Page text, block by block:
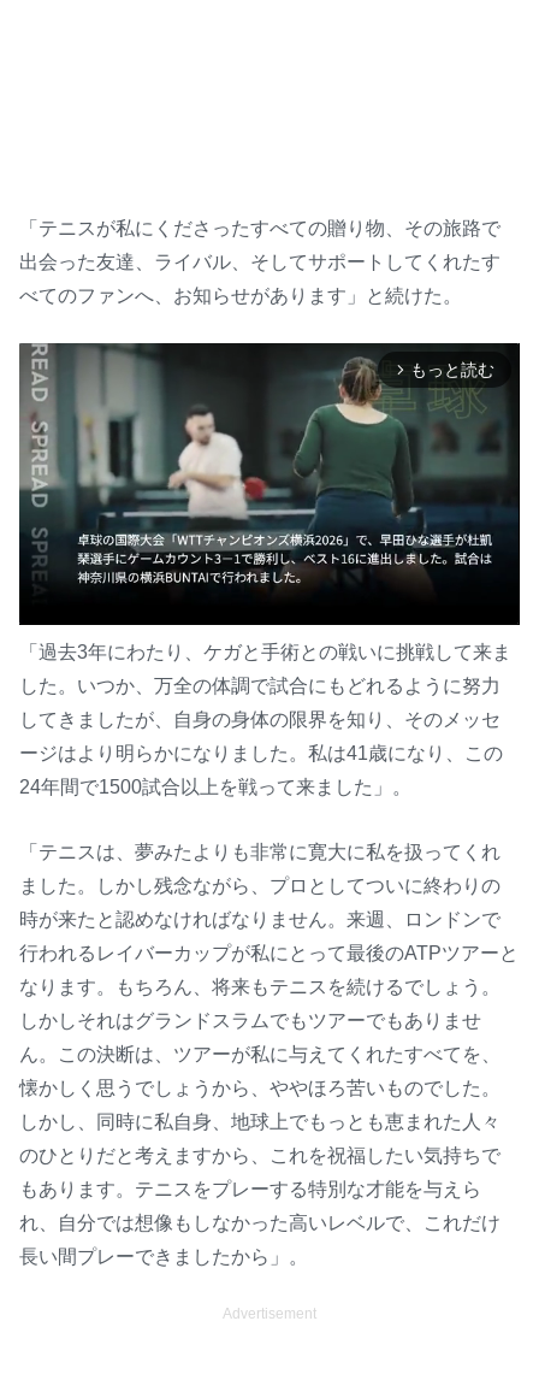
「テニスが私にくださったすべての贈り物、その旅路で
出会った友達、ライバル、そしてサポートしてくれたす
べてのファンへ、お知らせがあります」と続けた。
arrow_forward_ios もっと読む
M
u
e
「過去3年にわたり、ケガと手術との戦いに挑戦して来ま
した。いつか、万全の体調で試合にもどれるように努力
してきましたが、自身の身体の限界を知り、そのメッセ
ージはより明らかになりました。私は41歳になり、この
24年間で1500試合以上を戦って来ました」。
「テニスは、夢みたよりも非常に寛大に私を扱ってくれ
ました。しかし残念ながら、プロとしてついに終わりの
時が来たと認めなければなりません。来週、ロンドンで
行われるレイバーカップが私にとって最後のATPツアーと
なります。もちろん、将来もテニスを続けるでしょう。
しかしそれはグランドスラムでもツアーでもありませ
ん。この決断は、ツアーが私に与えてくれたすべてを、
懐かしく思うでしょうから、ややほろ苦いものでした。
しかし、同時に私自身、地球上でもっとも恵まれた人々
のひとりだと考えますから、これを祝福したい気持ちで
もあります。テニスをプレーする特別な才能を与えら
れ、自分では想像もしなかった高いレベルで、これだけ
長い間プレーできましたから」。
Advertisement